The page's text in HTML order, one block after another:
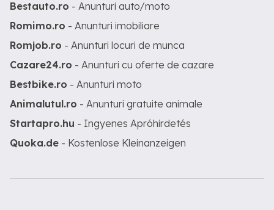
Bestauto.ro - Anunturi auto/moto
Romimo.ro - Anunturi imobiliare
Romjob.ro - Anunturi locuri de munca
Cazare24.ro - Anunturi cu oferte de cazare
Bestbike.ro - Anunturi moto
Animalutul.ro - Anunturi gratuite animale
Startapro.hu - Ingyenes Apróhirdetés
Quoka.de - Kostenlose Kleinanzeigen